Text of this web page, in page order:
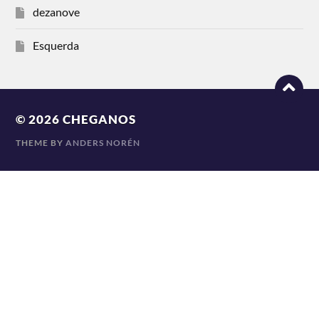
dezanove
Esquerda
© 2026CHEGANOS
THEME BYANDERS NORÉN